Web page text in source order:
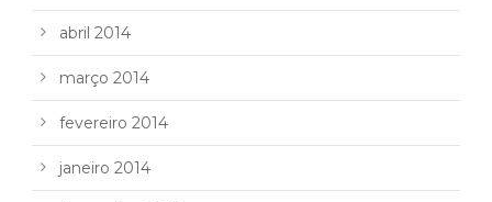
abril 2014
março 2014
fevereiro 2014
janeiro 2014